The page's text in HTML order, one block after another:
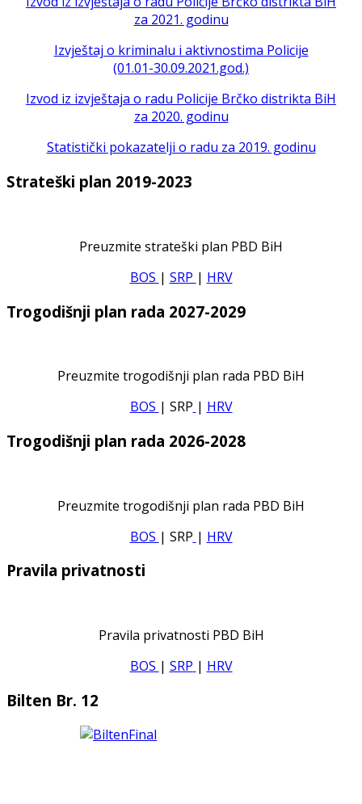
za 2021. godinu
Izvještaj o kriminalu i aktivnostima Policije
(01.01-30.09.2021.god.)
Izvod iz izvještaja o radu Policije Brčko distrikta BiH
za 2020. godinu
Statistički pokazatelji o radu za 2019. godinu
Strateški plan 2019-2023
Preuzmite strateški plan PBD BiH
BOS | SRP | HRV
Trogodišnji plan rada 2027-2029
Preuzmite trogodišnji plan rada PBD BiH
BOS | SRP | HRV
Trogodišnji plan rada 2026-2028
Preuzmite trogodišnji plan rada PBD BiH
BOS | SRP | HRV
Pravila privatnosti
Pravila privatnosti PBD BiH
BOS | SRP | HRV
Bilten Br. 12